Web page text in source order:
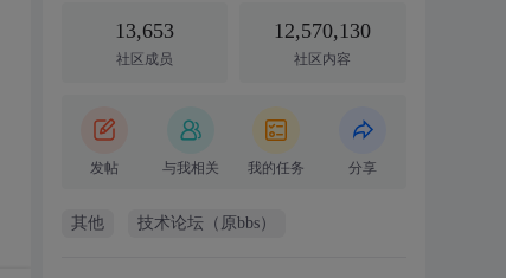
13,653
社区成员
12,570,130
社区内容
发帖 与我相关 我的任务 分享
其他 技术论坛（原bbs）